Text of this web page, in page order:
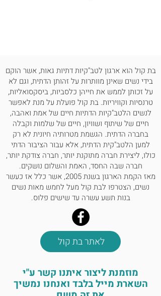
בת קול הוא ארגון לטב"קיות דתיות גאות, אשר הוקם
בידי נשים שאינן מוותרות על זהותן הדתית, וגם לא
על זכותן לממש את חייהן כלסביות, ביסקסואליות,
טרנסיות וקוויריות. בת קול פועלת על מנת לאפשר
לנשים הלטב"קיות הדתיות חיים של אמת ואהבה,
חיים של שיתוף ושוויון, חיים של שלמות וקבלה
בחברה הדתית. הגשמת מטרותיה חיונית לא רק
למען הלטב"קית הדתית, אלא עבור הציבור הדתי
כולו, ליצירת חברה מתוקנת יותר, חברה צודקת יותר,
חברה שבה החסד, האמת והשלום נושקים.
מאז הקמת הארגון בשנת 2005, אשר כלל אז כעשר
נשים, הצטרפו לבת קול מעל לחמש מאות נשים
בנות תשע עשרה עד שישים פלוס.
לאתר בת קול
מוזמנת ליצור איתנו קשר ע"י
השארת מייל בלבד ואנחנו נמשיך